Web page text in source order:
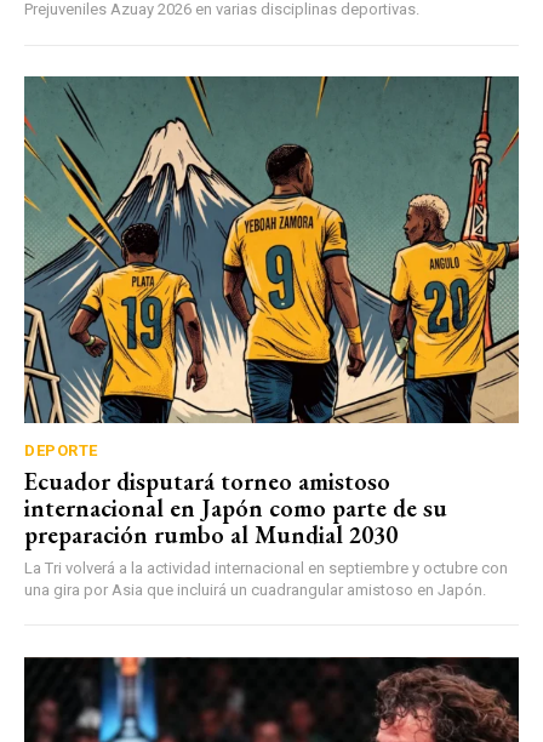
Prejuveniles Azuay 2026 en varias disciplinas deportivas.
DEPORTE
Ecuador disputará torneo amistoso
internacional en Japón como parte de su
preparación rumbo al Mundial 2030
La Tri volverá a la actividad internacional en septiembre y octubre con
una gira por Asia que incluirá un cuadrangular amistoso en Japón.